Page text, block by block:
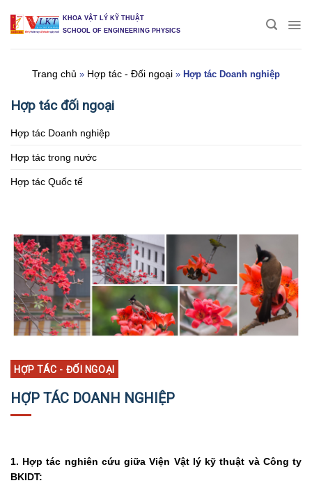
KHOA VẬT LÝ KỸ THUẬT
SCHOOL OF ENGINEERING PHYSICS
Trang chủ » Hợp tác - Đối ngoại » Hợp tác Doanh nghiệp
Hợp tác đối ngoại
Hợp tác Doanh nghiệp
Hợp tác trong nước
Hợp tác Quốc tế
HỢP TÁC - ĐỐI NGOẠI
HỢP TÁC DOANH NGHIỆP
1. Hợp tác nghiên cứu giữa Viện Vật lý kỹ thuật và Công ty
BKIDT: